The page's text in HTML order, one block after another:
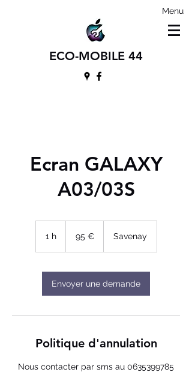
Menu
ECO-MOBILE 44
Ecran GALAXY
A03/03S
1 h1 95 € Savenay
Envoyer une demande
Politique d'annulation
Nous contacter par sms au 0635399785